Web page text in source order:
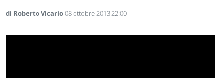
di Roberto Vicario08 ottobre 2013 22:00